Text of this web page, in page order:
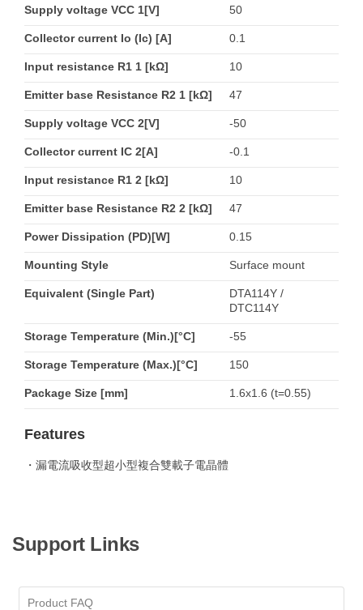
Supply voltage VCC 1[V] 50
Collector current Io (Ic) [A] 0.1
Input resistance R1 1 [kΩ] 10
Emitter base Resistance R2 1 [kΩ] 47
Supply voltage VCC 2[V] -50
Collector current IC 2[A] -0.1
Input resistance R1 2 [kΩ] 10
Emitter base Resistance R2 2 [kΩ] 47
Power Dissipation (PD)[W] 0.15
Mounting Style Surface mount
Equivalent (Single Part)
DTA114Y /
DTC114Y
Storage Temperature (Min.)[°C] -55
Storage Temperature (Max.)[°C] 150
Package Size [mm] 1.6x1.6 (t=0.55)
Features
・漏電流吸收型超小型複合雙載子電晶體
Support Links
Product FAQ